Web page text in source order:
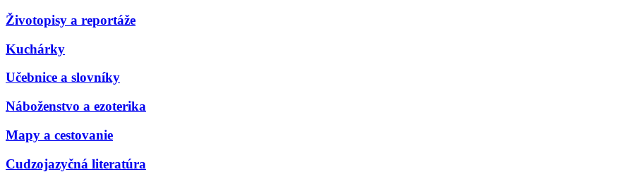
Životopisy a reportáže
Kuchárky
Učebnice a slovníky
Náboženstvo a ezoterika
Mapy a cestovanie
Cudzojazyčná literatúra